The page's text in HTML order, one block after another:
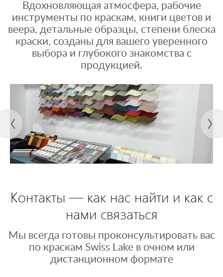
Вдохновляющая атмосфера, рабочие
инструменты по краскам, книги цветов и
веера, детальные образцы, степени блеска
краски, созданы для вашего уверенного
выбора и глубокого знакомства с
продукцией.
Контакты — как нас найти и как с
нами связаться
Мы всегда готовы проконсультировать вас
по краскам Swiss Lake в очном или
дистанционном формате